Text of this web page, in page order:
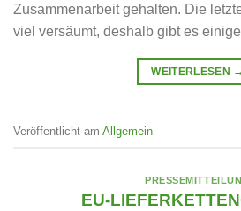
Zusammenarbeit gehalten. Die
viel versäumt, deshalb gibt es
WEITERLESEN →
Veröffentlicht am Allgemein
EU-